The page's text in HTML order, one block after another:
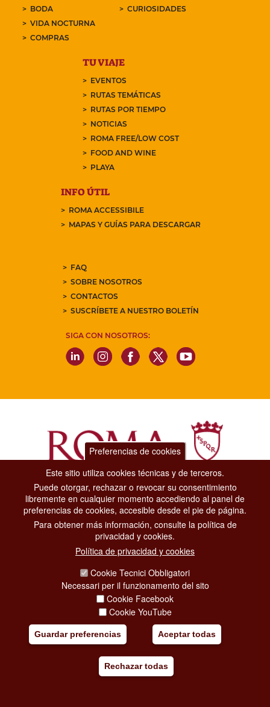
BODA
VIDA NOCTURNA
COMPRAS
CURIOSIDADES
TU VIAJE
EVENTOS
RUTAS TEMÁTICAS
RUTAS POR TIEMPO
NOTICIAS
ROMA FREE/LOW COST
FOOD AND WINE
PLAYA
INFO ÚTIL
ROMA ACCESSIBILE
MAPAS Y GUÍAS PARA DESCARGAR
FAQ
SOBRE NOSOTROS
CONTACTOS
SUSCRÍBETE A NUESTRO BOLETÍN
SIGA CON NOSOTROS:
Dipartimento Grandi Eventi, Sport, Turismo e Moda.
Via di San Basilio, 51
00187 Roma
CONTACT CENTER TEL. 06 06 08
CONTATTA LA REDAZIONE
SOCIAL MEDIA POLICY
COPYRIGHT
Preferencias de cookies
Este sitio utiliza cookies técnicas y de terceros.
Puede otorgar, rechazar o revocar su consentimiento
libremente en cualquier momento accediendo al panel de
preferencias de cookies, accesible desde el pie de página.
Para obtener más información, consulte la política de
privacidad y cookies.
Política de privacidad y cookies
Cookie Tecnici Obbligatori
Necessari per il funzionamento del sito
Cookie Facebook
Cookie YouTube
Guardar preferencias Aceptar todas
Rechazar todas